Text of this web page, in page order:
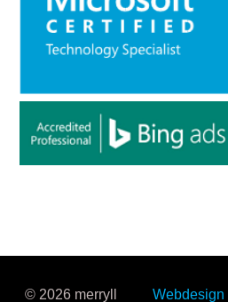
© 2026 merryll Webdesign